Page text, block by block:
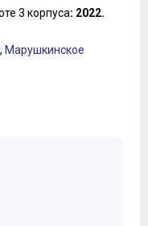
3 корпуса: 2022.
, Марушкинское